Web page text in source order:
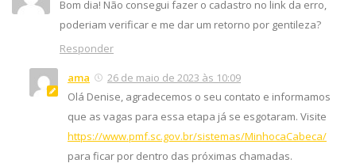
Bom dia! Não consegui fazer o cadastro no link da erro,
poderiam verificar e me dar um retorno por gentileza?
Responder
ama
26 de maio de 2023 às 10:09
Olá Denise, agradecemos o seu contato e informamos
que as vagas para essa etapa já se esgotaram. Visite
https://www.pmf.sc.gov.br/sistemas/MinhocaCabeca/
para ficar por dentro das próximas chamadas.